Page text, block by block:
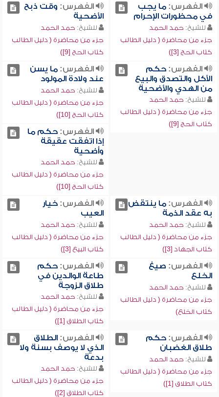
الفهرس:ما يجب
في محظورات الإحرام
للشيخ: حمد الحمد
جزء من محاضرة ( دليل الطالب
كتاب الحج [3])
الفهرس: وقت ذبح
الأضحية
للشيخ: حمد الحمد
جزء من محاضرة ( دليل الطالب
كتاب الحج [9])
الفهرس:حكم
الأكل والتصدق والبيع
من الهدي والأضحية
للشيخ: حمد الحمد
جزء من محاضرة ( دليل الطالب
كتاب الحج [9])
الفهرس:ما يسن
عند ولادة المولود
للشيخ: حمد الحمد
جزء من محاضرة ( دليل الطالب
كتاب الحج [10])
الفهرس:حكم ما
إذا اتفقت عقيقة
وأضحية
للشيخ: حمد الحمد
جزء من محاضرة ( دليل الطالب
كتاب الحج [10])
الفهرس:ما ينتقض
به عقد الذمة
للشيخ: حمد الحمد
جزء من محاضرة ( دليل الطالب
كتاب الجهاد [3])
الفهرس:خيار
العيب
للشيخ: حمد الحمد
جزء من محاضرة ( دليل الطالب
كتاب البيع [3])
الفهرس: صيغ
الخلع
للشيخ: حمد الحمد
جزء من محاضرة ( دليل الطالب
كتاب الخلع)
الفهرس:حكم
طاعة الوالدين في
طلاق الزوجة
للشيخ: حمد الحمد
جزء من محاضرة ( دليل الطالب
كتاب الطلاق [1])
الفهرس:حكم
طلاق الغضبان
للشيخ: حمد الحمد
جزء من محاضرة ( دليل الطالب
كتاب الطلاق [1])
الفهرس:الطلاق
الذي لا يوصف بسنة ولا
بدعة
للشيخ: حمد الحمد
جزء من محاضرة ( دليل الطالب
كتاب الطلاق [2])